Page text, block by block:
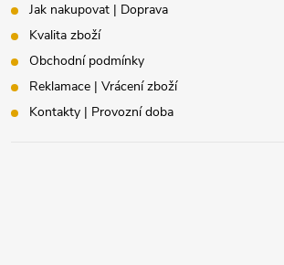
Jak nakupovat | Doprava
Kvalita zboží
Obchodní podmínky
Reklamace | Vrácení zboží
Kontakty | Provozní doba